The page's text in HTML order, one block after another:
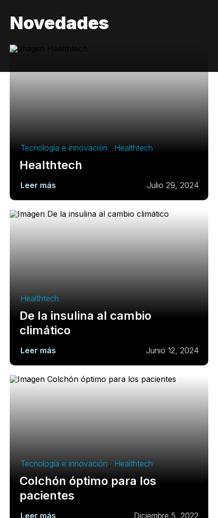
Novedades
Tecnología e innovación Healthtech
Healthtech
Leer más Julio 29, 2024
Healthtech
De la insulina al cambio
climático
Leer más Junio 12, 2024
Tecnología e innovación , Healthtech
Colchón óptimo para los
pacientes
Leer más Diciembre 5, 2022